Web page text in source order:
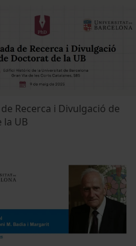
Recerca i Divulgació de
la UB